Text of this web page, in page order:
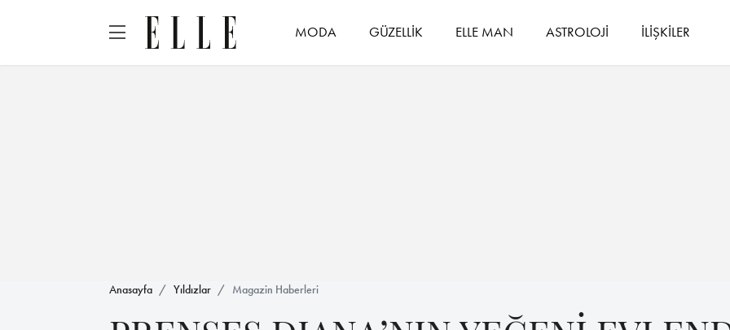
MODA GÜZELLİK ELLE MAN ASTROLOJİ İLİŞKİLER
Anasayfa Yıldızlar Magazin Haberleri